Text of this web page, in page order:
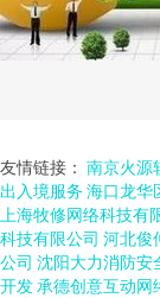
友情链接： 南京火源
出入境服务 海口龙华
上海牧修网络科技有
科技有限公司 河北俊
公司 沈阳大力消防安
开发承德创意互动网